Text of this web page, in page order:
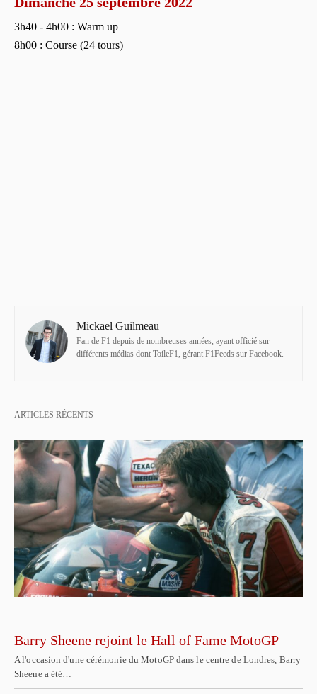
3h40 - 4h00 : Warm up
8h00 : Course (24 tours)
Mickael Guilmeau
Fan de F1 depuis de nombreuses années, ayant officié sur
différents médias dont ToileF1, gérant F1Feeds sur Facebook.
ARTICLES RÉCENTS
Barry Sheene rejoint le Hall of Fame MotoGP
A l'occasion d'une cérémonie du MotoGP dans le centre de Londres, Barry
Sheene a été…